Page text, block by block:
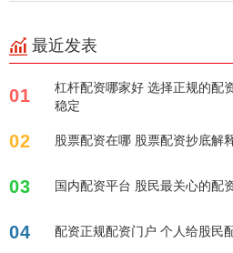
最近发表
01
杠杆配资哪家好 选择正规的配
稳定
02 股票配资在哪 股票配资抄底解
03 国内配资平台 股民最关心的配
04 配资正规配资门户 个人给股民